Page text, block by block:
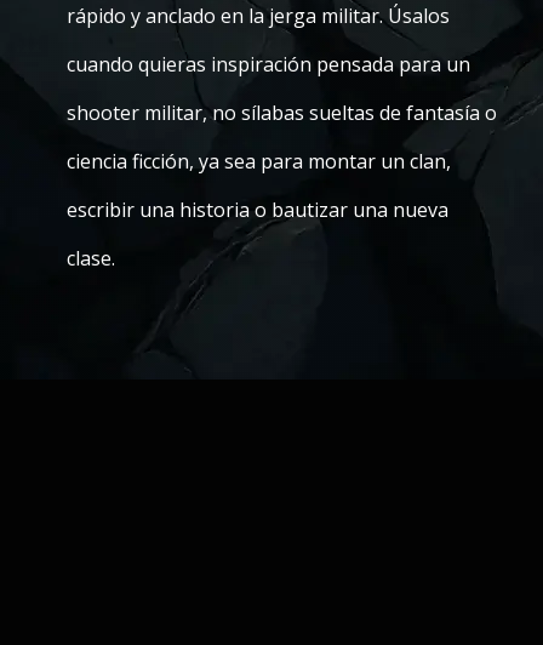
rápido y anclado en la jerga militar. Úsalos
cuando quieras inspiración pensada para un
shooter militar, no sílabas sueltas de fantasía o
ciencia ficción, ya sea para montar un clan,
escribir una historia o bautizar una nueva
clase.